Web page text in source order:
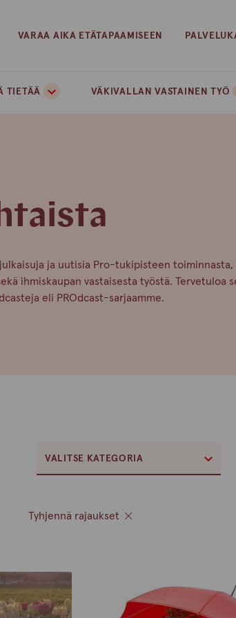
VARAA AIKA ETÄTAPAAMISEEN
TIETÄÄ VÄKIVALLAN VASTAINEN TYÖ
ja uutisia Pro-tukipisteen toiminnasta,
ihmiskaupan vastaisesta työstä. Tervetuloa
eli PROdcast-sarjaamme.
VALITSE KATEGORIA
Tyhjennä rajaukset